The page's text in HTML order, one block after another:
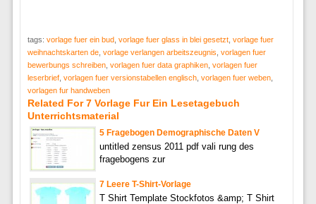
tags: vorlage fuer ein bud, vorlage fuer glass in blei gesetzt, vorlage fuer
weihnachtskarten de, vorlage verlangen arbeitszeugnis vorlagen fuer
bewerbungs schreiben, vorlagen fuer data graphiken, vorlagen fuer
leserbrief, vorlagen fuer versionstabellen englisch, vorlagen fuer weben,
vorlagen fur handweben
Related For 7 Vorlage Fur Ein Lesetagebuch
Unterrichtsmaterial
5 Fragebogen Demographische Daten V
untitled zensus 2011 pdf vali rung des
fragebogens zur
7 Leere T-Shirt-Vorlage
T Shirt Template Stockfotos &amp; T Shirt